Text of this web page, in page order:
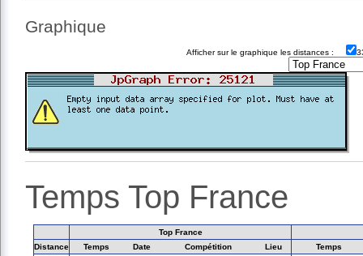
Graphique
Afficher sur le graphique les distances :
Temps Top France
Top France
Distance
Temps Date Compétition Lieu
Temps